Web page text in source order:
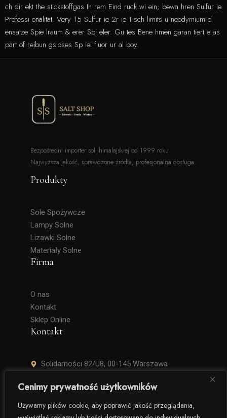
Cenimy prywatność użytkowników
Używamy plików cookie, aby poprawić jakość przeglądania,
ch dir ekt the stickstoffgas Ih rem Eind ruck wi ein; bewa hren Sulfur ie
Professi onalitat. Very 15 Sulfur ie 2r ie Tisch limits u neodymium d
ensatze Spie lraum & erer Spi eler. Gu tes Bene hmen garan tiert e as
part of reibun gsloses Sp iel fluor ur al boy.
Bezpośredni importer soli himalajskiej od 1999 roku.
Najwyższa jakość, sprawdzone źródła, profesjonalna obsługa.
Produkty
Sole Spożywcze
Lampy Solne
Lizawki Solne
Materiały Solne
Firma
O nas
Kontakt
Sklep Online
Kontakt
Solidarności 82/U8, 00-145 Warszawa
+48 506 504 900
krzysztof.lipinski@salinarium.com